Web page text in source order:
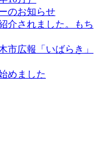
のお知らせ
介されました。もち
市広報「いばらき」
めました